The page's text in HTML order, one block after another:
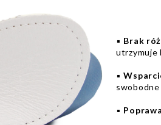
▪️ Brak
utrzymuje
▪️
▪️